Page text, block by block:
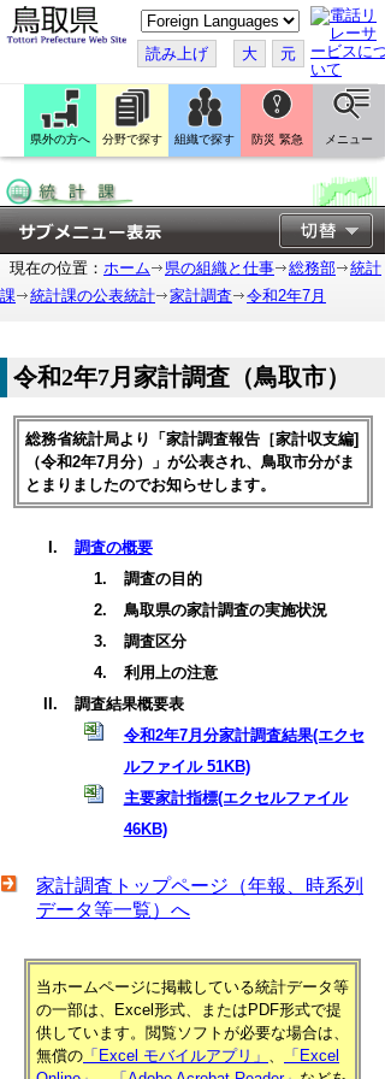
こ
の
ペ
ー
ジ
翻
訳
す
読み上げ 大 元
県外の方へ 分野で探す 組織で探す 防災 緊急 メニュー
現在の位置： ホーム 県の組織と仕事 総務部
統計
課
統計課の公表統計 家計調査 令和2年7月
令和2年7月家計調査（鳥取市）
総務省統計局より「家計調査報告［家計収支編]
（令和2年7月分）」が公表され、鳥取市分がま
とまりましたのでお知らせします。
調査の概要
調査の目的
鳥取県の家計調査の実施状況
調査区分
利用上の注意
調査結果概要表
令和2年7月分家計調査結果(エクセ
ルファイル 51KB)
主要家計指標(エクセルファイル
46KB)
家計調査トップページ（年報、時系列
データ等一覧）へ
当ホームページに掲載している統計データ等
の一部は、Excel形式、またはPDF形式で提
供しています。閲覧ソフトが必要な場合は、
無償の 「Excel モバイルアプリ」
「Excel